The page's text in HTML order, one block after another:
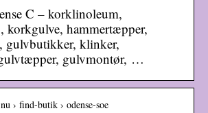
C – korklinoleum,
hammertæpper,
gulvbutikker, klinker,
gulvmontør, …
› find-butik › odense-soe